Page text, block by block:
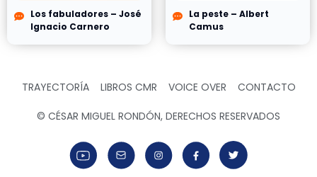
Los fabuladores – José
Ignacio Carnero
La peste – Albert
Camus
TRAYECTORÍA LIBROS CMR VOICE OVER CONTACTO
© CÉSAR MIGUEL RONDÓN, DERECHOS RESERVADOS